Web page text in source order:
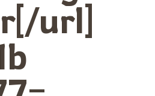
url]